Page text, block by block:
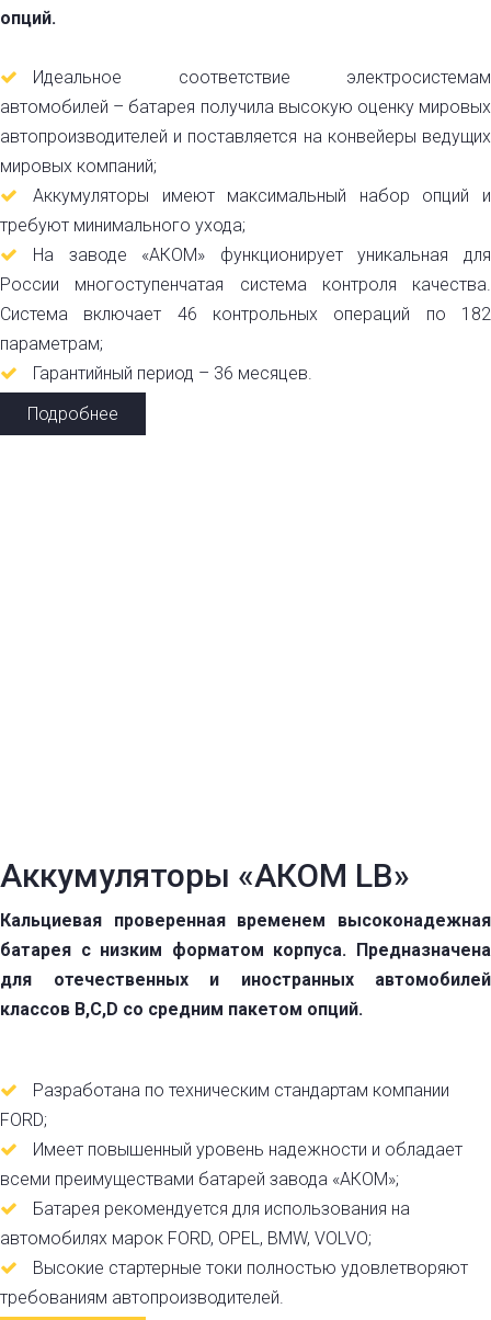
опций.
Идеальное соответствие электросистемам
автомобилей – батарея получила высокую оценку мировых
автопроизводителей и поставляется на конвейеры ведущих
мировых компаний;
Аккумуляторы имеют максимальный набор опций и
требуют минимального ухода;
На заводе «АКОМ» функционирует уникальная для
России многоступенчатая система контроля качества.
Система включает 46 контрольных операций по 182
параметрам;
Гарантийный период – 36 месяцев.
Подробнее
Аккумуляторы «АКОМ LB»
Кальциевая проверенная временем высоконадежная
батарея с низким форматом корпуса. Предназначена
для отечественных и иностранных автомобилей
классов В,С,D со средним пакетом опций.
Разработана по техническим стандартам компании
FORD;
Имеет повышенный уровень надежности и обладает
всеми преимуществами батарей завода «АКОМ»;
Батарея рекомендуется для использования на
автомобилях марок FORD, OPEL, BMW, VOLVO;
Высокие стартерные токи полностью удовлетворяют
требованиям автопроизводителей.